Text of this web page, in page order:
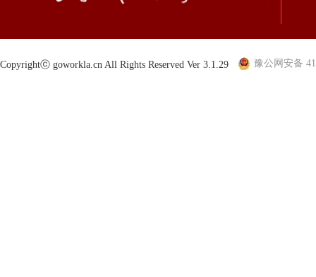
Copyrightⓒ goworkla.cn All Rights Reserved Ver 3.1.29 豫公网安备